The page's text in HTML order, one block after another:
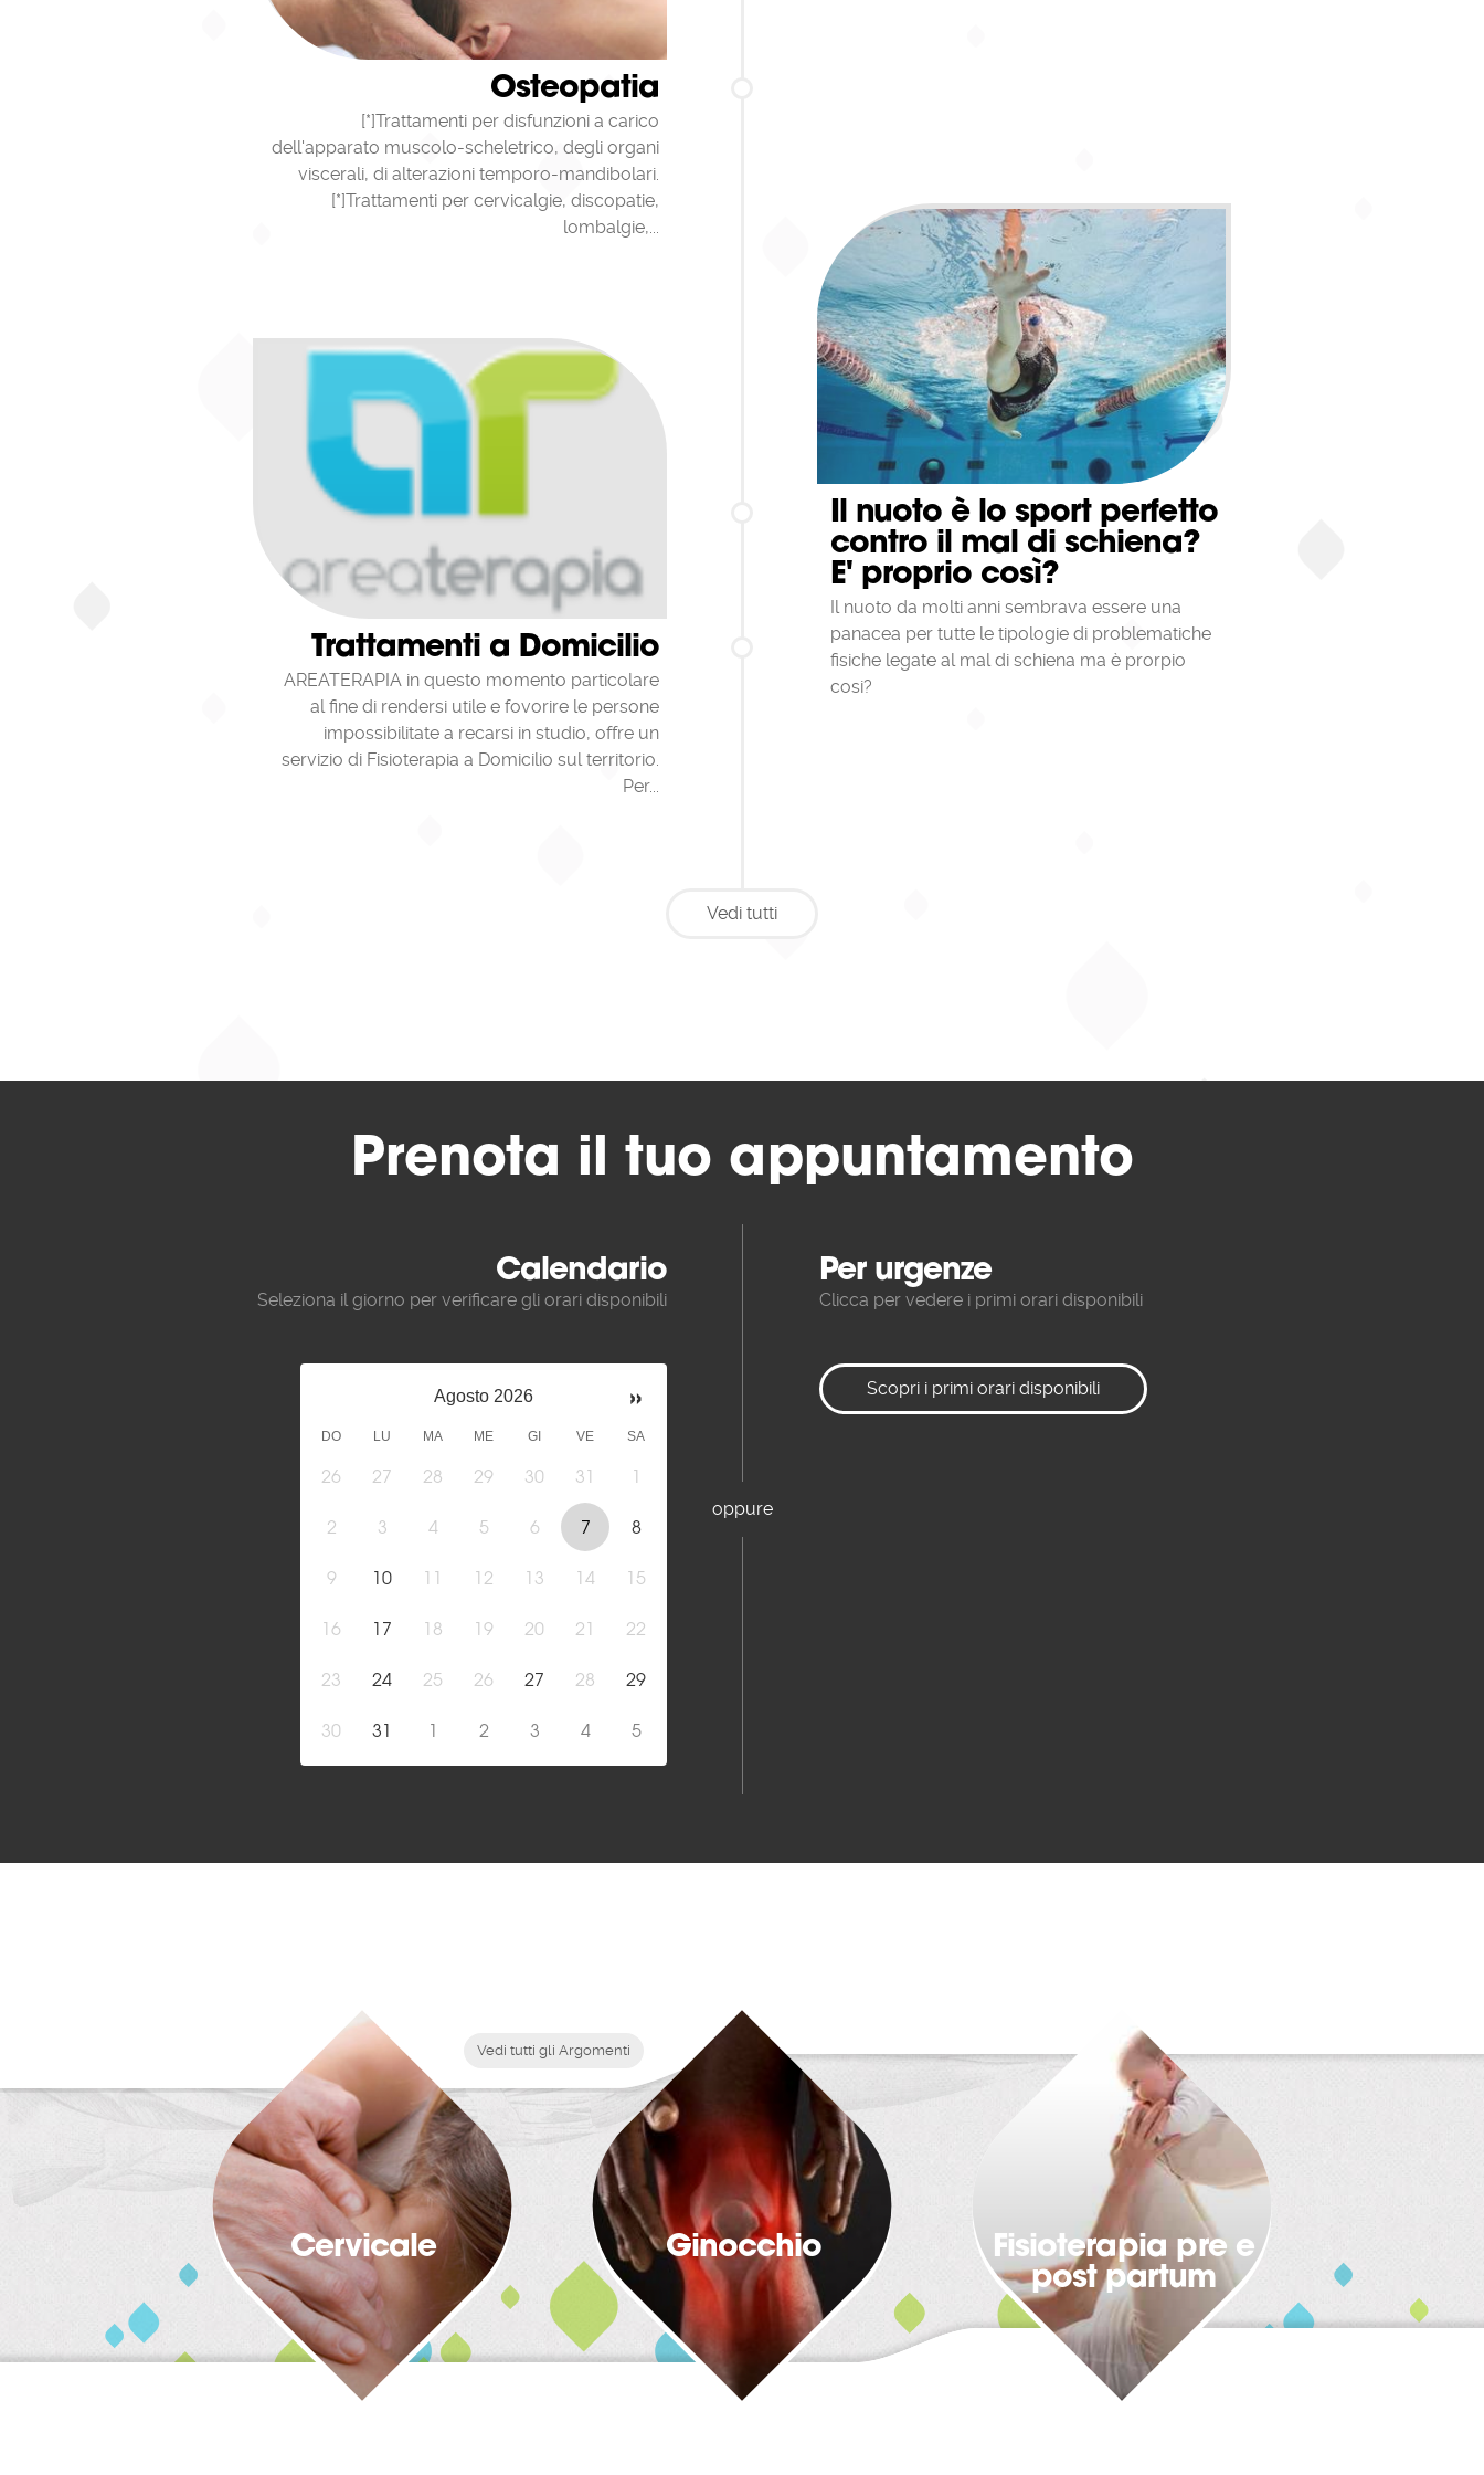
Osteopatia
[*]Trattamenti per disfunzioni a carico
dell'apparato muscolo-scheletrico, degli organi
viscerali, di alterazioni temporo-mandibolari.
[*]Trattamenti per cervicalgie, discopatie,
lombalgie,...
Il nuoto è lo sport perfetto
contro il mal di schiena?
E' proprio così?
Il nuoto da molti anni sembrava essere una
panacea per tutte le tipologie di problematiche
fisiche legate al mal di schiena ma è prorpio
cosi?
Trattamenti a Domicilio
AREATERAPIA in questo momento particolare
al fine di rendersi utile e fovorire le persone
impossibilitate a recarsi in studio, offre un
servizio di Fisioterapia a Domicilio sul territorio.
Per...
Vedi tutti
Prenota il tuo appuntamento
oppure
Calendario
Seleziona il giorno per verificare gli orari disponibili
Agosto 2026 »
DO LU MA ME GI VE SA
26 27 28 29 30 31 1
2 3 4 5 6 7 8
9 10 11 12 13 14 15
16 17 18 19 20 21 22
23 24 25 26 27 28 29
30 31 1 2 3 4 5
Per urgenze
Clicca per vedere i primi orari disponibili
Scopri i primi orari disponibili
Vedi tutti gli Argomenti
Cervicale Ginocchio Fisioterapia pre e
post partum